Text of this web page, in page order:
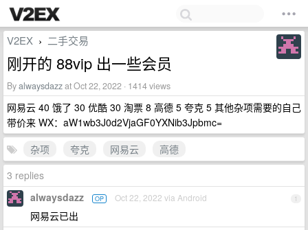
V2EX › 二手交易
刚开的 88vip 出一些会员
Byalwaysdazzat Oct 22, 2022 · 1414 views
网易云 40 饿了 30 优酷 30 淘票 8 高德 5 夸克 5 其他杂项需要的自己
带价来 WX：aW1wb3J0d2VjaGF0YXNib3Jpbmc=
杂项
夸克 网易云
高德
3 replies
1
alwaysdazz OP Oct 22, 2022 via Android
网易云已出